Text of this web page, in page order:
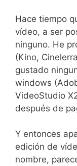
Hace tiempo
vídeo, a ser
ninguno. He
(Kino,
gustado
windows
VideoStudio
después de
Y entonces
edición de
nombre,